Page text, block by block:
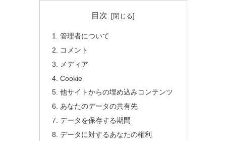
目次
管理者について
コメント
メディア
Cookie
他サイトからの埋め込みコンテンツ
あなたのデータの共有先
データを保存する期間
データに対するあなたの権利